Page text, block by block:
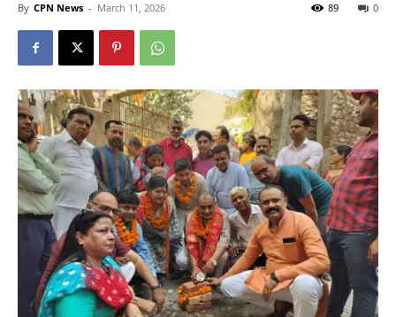
By CPN News - March 11, 2026 0
89